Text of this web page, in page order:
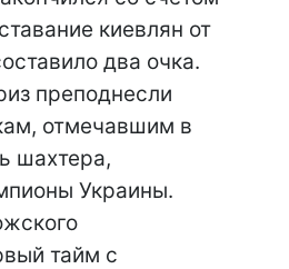
киевлян от
два очка.
преподнесли
отмечавшим в
шахтера,
Украины.
тайм с